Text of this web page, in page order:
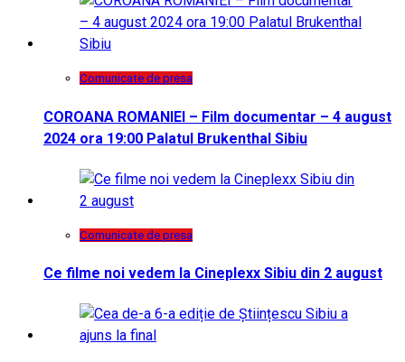
Comunicate de presa
COROANA ROMANIEI – Film documentar – 4 august
2024 ora 19:00 Palatul Brukenthal Sibiu
Comunicate de presa
Ce filme noi vedem la Cineplexx Sibiu din 2 august